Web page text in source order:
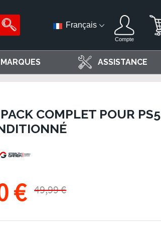
Français
Compte
ASSISTANCE
COMPLET POUR PS5
€ 49,99 €